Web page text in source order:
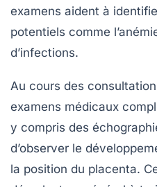
examens aident à
potentiels comme
d’infections.
Au cours des
examens médicaux
y compris des
d’observer le
la position du placenta.